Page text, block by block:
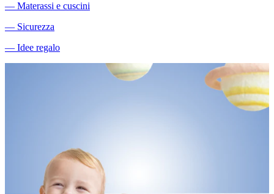
― Materassi e cuscini
― Sicurezza
― Idee regalo